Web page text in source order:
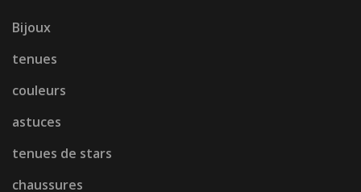
Bijoux
tenues
couleurs
astuces
tenues de stars
chaussures